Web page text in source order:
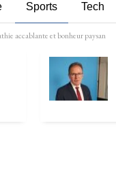
Sports Tech
accablante et bonheur paysan